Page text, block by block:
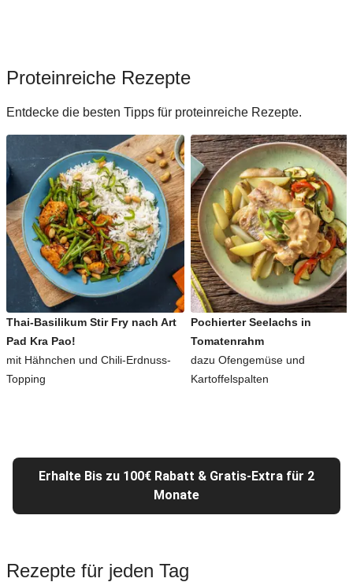
Proteinreiche Rezepte
Entdecke die besten Tipps für proteinreiche Rezepte.
Thai-Basilikum Stir Fry nach Art
Pad Kra Pao!
mit Hähnchen und Chili-Erdnuss-
Topping
Pochierter Seelachs in
Tomatenrahm
dazu Ofengemüse und
Kartoffelspalten
Erhalte Bis zu 100€ Rabatt & Gratis-Extra für 2
Monate
Rezepte für jeden Tag